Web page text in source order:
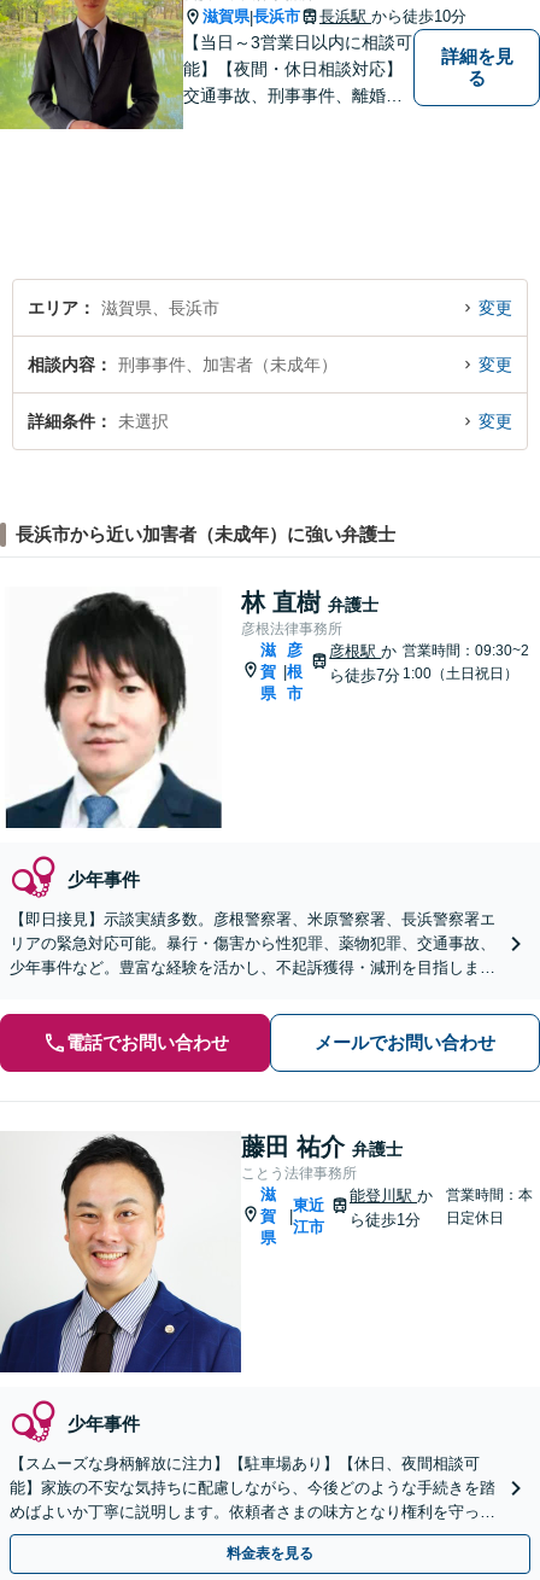
滋賀県|長浜市 長浜駅 から徒歩10分
【当日～3営業日以内に相談可
能】【夜間・休日相談対応】
交通事故、刑事事件、離婚・
詳細を見
る
エリア 滋賀県、長浜市 変更
相談内容 刑事事件、加害者（未成年） 変更
詳細条件 未選択 変更
長浜市から近い加害者（未成年）に強い弁護士
林 直樹 弁護士
彦根法律事務所
滋
賀
県
|
彦
根
市
彦根駅か
ら徒歩7分
営業時間：09:30~2
1:00（土日祝日）
少年事件
【即日接見】示談実績多数。彦根警察署、米原警察署、長浜警察署エ
リアの緊急対応可能。暴行・傷害から性犯罪、薬物犯罪、交通事故、
少年事件など。豊富な経験を活かし、不起訴獲得・減刑を目指します
電話でお問い合わせ メールでお問い合わせ
藤田 祐介 弁護士
ことう法律事務所
滋
賀
県
東近
江市
能登川駅か
ら徒歩1分
営業時間：本
日定休日
少年事件
【スムーズな身柄解放に注力】【駐車場あり】【休日、夜間相談可
能】家族の不安な気持ちに配慮しながら、今後どのような手続きを踏
めばよいか丁寧に説明します。依頼者さまの味方となり権利を守って
いきますので、お早めにご相談ください。
料金表を見る